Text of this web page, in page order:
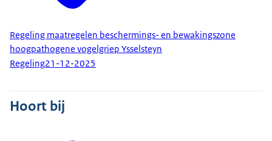
Regeling maatregelen beschermings- en bewakingszone
hoogpathogene vogelgriep Ysselsteyn
Regeling21-12-2025
Hoort bij